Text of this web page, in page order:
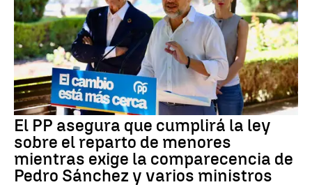
El PP asegura que cumplirá la ley
sobre el reparto de menores
mientras exige la comparecencia de
Pedro Sánchez y varios ministros